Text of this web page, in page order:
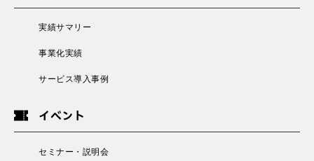
実績サマリー
事業化実績
サービス導入事例
イベント
セミナー・説明会